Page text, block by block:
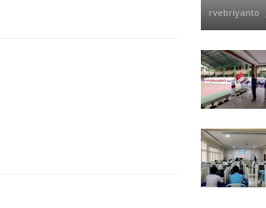
rvebriyanto